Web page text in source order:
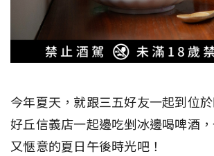
今年夏天，就跟三五好友一起到位
好丘信義店一起邊吃剉冰邊喝啤酒
又愜意的夏日午後時光吧！